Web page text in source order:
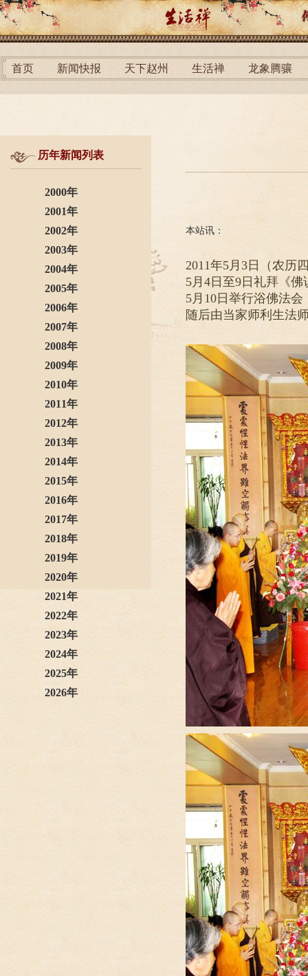
首页 新闻快报 天下赵州 生活禅 龙象腾骧
历年新闻列表
2000年
2001年
2002年
2003年
2004年
2005年
2006年
2007年
2008年
2009年
2010年
2011年
2012年
2013年
2014年
2015年
2016年
2017年
2018年
2019年
2020年
2021年
2022年
2023年
2024年
2025年
2026年
本站讯：
2011年5月3日（农历
5月4日至9日礼拜《
5月10日举行浴佛法
随后由当家师利生法